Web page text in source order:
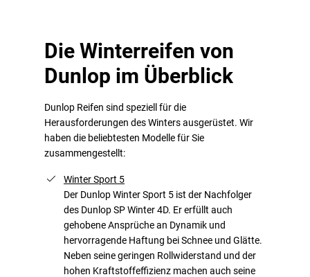
Die Winterreifen von
Dunlop im Überblick
Dunlop Reifen sind speziell für die
Herausforderungen des Winters ausgerüstet. Wir
haben die beliebtesten Modelle für Sie
zusammengestellt:
Winter Sport 5
Der Dunlop Winter Sport 5 ist der Nachfolger
des Dunlop SP Winter 4D. Er erfüllt auch
gehobene Ansprüche an Dynamik und
hervorragende Haftung bei Schnee und Glätte.
Neben seine geringen Rollwiderstand und der
hohen Kraftstoffeffizienz machen auch seine